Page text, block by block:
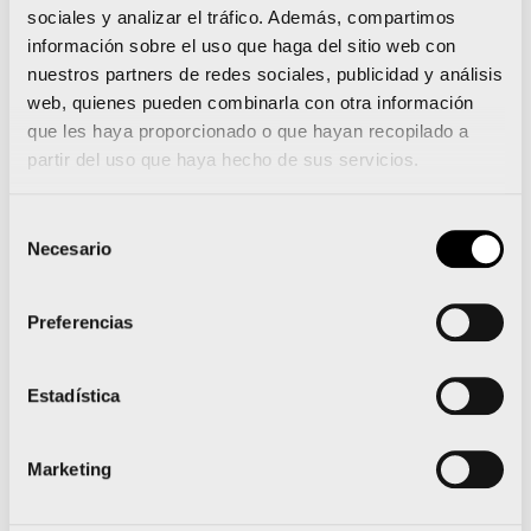
sociales y analizar el tráfico. Además, compartimos
información sobre el uso que haga del sitio web con
nuestros partners de redes sociales, publicidad y análisis
web, quienes pueden combinarla con otra información
que les haya proporcionado o que hayan recopilado a
partir del uso que haya hecho de sus servicios.
Necesario
Preferencias
Estadística
Marketing
Alfonso trabajando juntos para que esta carrera
sea una realidad y sea solidaria, también con el
resto de vecinos de la ciudad del running, ya que
es mejor tener una gran carrera con causas
fortalecidas que tres pequeños eventos en el
En el acto de presentación, celebrado en el
presentes representantes de las tres causas
lo recaudado. Laura Cubas, Dra. Neurociencias en